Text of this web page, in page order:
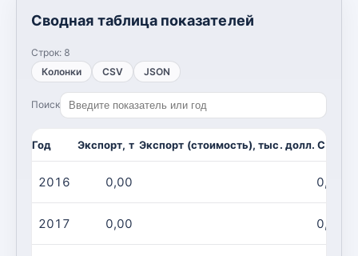
Сводная таблица показателей
Строк: 8
Колонки
CSV JSON
Поиск
Год Экспорт, т Экспорт (стоимость), тыс. долл. США
2016 0,00 0,00
2017 0,00 0,00